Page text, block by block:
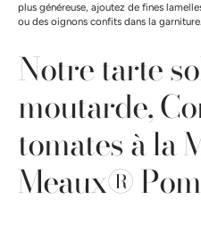
plus généreuse, ajoutez de fines
ou des oignons confits dans la garniture.
Notre tarte
moutarde,
tomates à la
Meaux®